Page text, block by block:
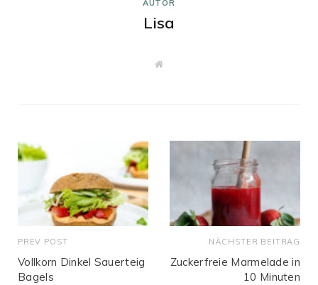
AUTOR
Lisa
W
PREV POST
Vollkorn Dinkel Sauerteig
Bagels
NÄCHSTER BEITRAG
Zuckerfreie Marmelade in
10 Minuten